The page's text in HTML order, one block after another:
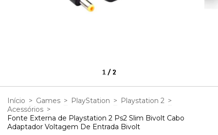
1 /2
Início > Games > PlayStation > Playstation 2 >
Acessórios >
Fonte Externa de Playstation 2 Ps2 Slim Bivolt Cabo
Adaptador Voltagem De Entrada Bivolt